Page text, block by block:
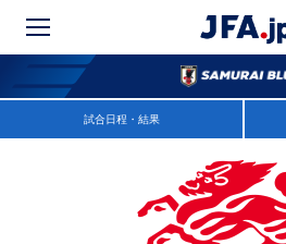
試合日程・結果